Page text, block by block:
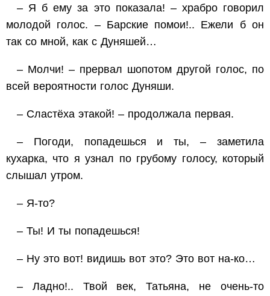
– Я б ему за это показала! – храбро говорил
молодой голос. – Барские помои!.. Ежели б он
так со мной, как с Дуняшей…
– Молчи! – прервал шопотом другой голос, по
всей вероятности голос Дуняши.
– Сластёха этакой! – продолжала первая.
– Погоди, попадешься и ты, – заметила
кухарка, что я узнал по грубому голосу, который
слышал утром.
– Я-то?
– Ты! И ты попадешься!
– Ну это вот! видишь вот это? Это вот на-ко…
– Ладно!.. Твой век, Татьяна, не очень-то